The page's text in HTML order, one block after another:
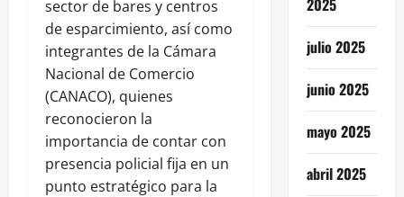
sector de bares y centros
de esparcimiento, así como
integrantes de la Cámara
Nacional de Comercio
(CANACO), quienes
reconocieron la
importancia de contar con
presencia policial fija en un
punto estratégico para la
2025
julio 2025
junio 2025
mayo 2025
abril 2025